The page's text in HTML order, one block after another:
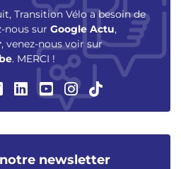
Transition Vélo a besoin de
nous sur Google Actu,
, venez-nous voir sur
. MERCI !
newsletter